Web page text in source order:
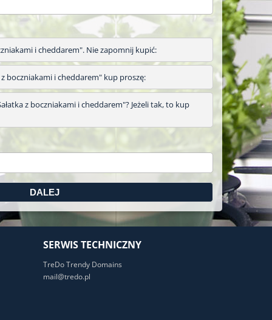
i cheddarem". Nie zapomnij kupić:
z boczniakami i cheddarem" kup proszę:
z boczniakami i cheddarem"? Jeżeli tak, to kup
SERWIS TECHNICZNY
TreDo Trendy Domains
mail@tredo.pl